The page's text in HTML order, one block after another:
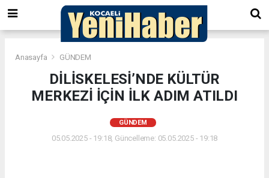
Anasayfa GÜNDEM
DİLİSKELESİ’NDE KÜLTÜR
MERKEZİ İÇİN İLK ADIM ATILDI
GÜNDEM
05.05.2025 - 19:18, Güncelleme: 05.05.2025 - 19:18